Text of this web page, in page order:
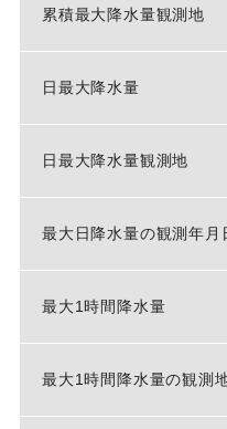
累積最大降水量観測地
日最大降水量
日最大降水量観測地
最大日降水量の観測年月
最大1時間降水量
最大1時間降水量の観測